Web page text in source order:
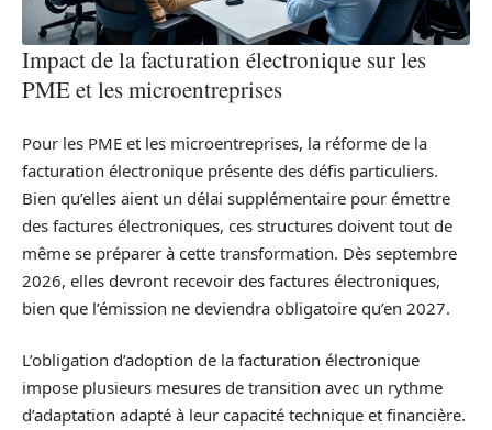
Impact de la facturation électronique sur les
PME et les microentreprises
Pour les PME et les microentreprises, la réforme de la
facturation électronique présente des défis particuliers.
Bien qu’elles aient un délai supplémentaire pour émettre
des factures électroniques, ces structures doivent tout de
même se préparer à cette transformation. Dès septembre
2026, elles devront recevoir des factures électroniques,
bien que l’émission ne deviendra obligatoire qu’en 2027.
L’obligation d’adoption de la facturation électronique
impose plusieurs mesures de transition avec un rythme
d’adaptation adapté à leur capacité technique et financière.